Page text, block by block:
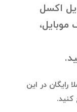
اکسل
رایگان در این